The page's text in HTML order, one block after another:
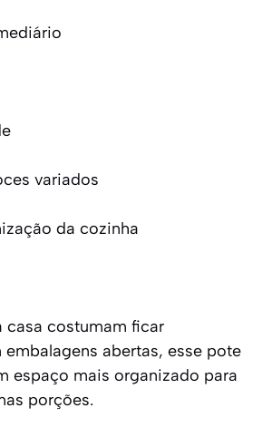
variados
da cozinha
casa costumam ficar
embalagens abertas, esse pote
espaço mais organizado para
porções.